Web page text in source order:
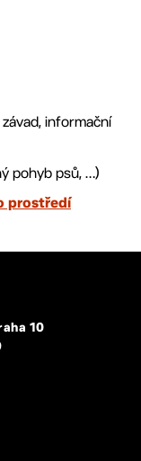
informační
pohyb psů, …)
prostředí
10